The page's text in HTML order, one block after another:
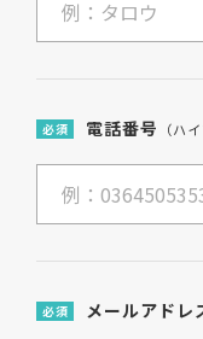
必須 電話番号 （ハ
必須 メールアドレ